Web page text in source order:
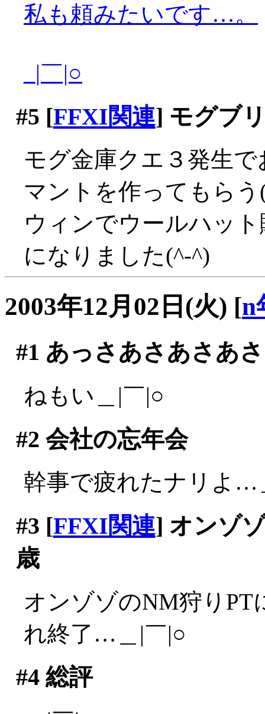
私も頼みたいです…。
_|￣|○
#5 [FFXI関連] モグブ
モグ金庫クエ３発生
マントを作ってもらう
ウィンでウールハッ
になりました(^-^)
2003年12月02日(火) [n
#1 あっさあさあさあ
ねもい＿|￣|○
#2 会社の忘年会
幹事で疲れたナリよ…
#3 [FFXI関連] オンゾ
歳
オンゾゾのNM狩りPT
れ終了…＿|￣|○
#4総評